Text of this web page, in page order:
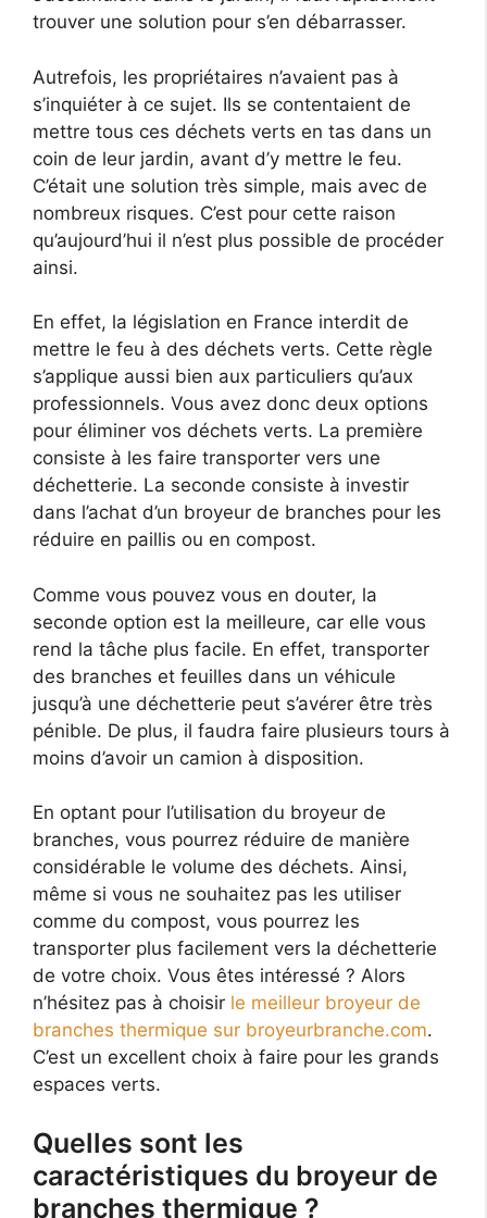
trouver une solution pour s’en débarrasser.
Autrefois, les propriétaires n’avaient pas à
s’inquiéter à ce sujet. Ils se contentaient de
mettre tous ces déchets verts en tas dans un
coin de leur jardin, avant d’y mettre le feu.
C’était une solution très simple, mais avec de
nombreux risques. C’est pour cette raison
qu’aujourd’hui il n’est plus possible de procéder
ainsi.
En effet, la législation en France interdit de
mettre le feu à des déchets verts. Cette règle
s’applique aussi bien aux particuliers qu’aux
professionnels. Vous avez donc deux options
pour éliminer vos déchets verts. La première
consiste à les faire transporter vers une
déchetterie. La seconde consiste à investir
dans l’achat d’un broyeur de branches pour les
réduire en paillis ou en compost.
Comme vous pouvez vous en douter, la
seconde option est la meilleure, car elle vous
rend la tâche plus facile. En effet, transporter
des branches et feuilles dans un véhicule
jusqu’à une déchetterie peut s’avérer être très
pénible. De plus, il faudra faire plusieurs tours à
moins d’avoir un camion à disposition.
En optant pour l’utilisation du broyeur de
branches, vous pourrez réduire de manière
considérable le volume des déchets. Ainsi,
même si vous ne souhaitez pas les utiliser
comme du compost, vous pourrez les
transporter plus facilement vers la déchetterie
de votre choix. Vous êtes intéressé ? Alors
n’hésitez pas à choisir le meilleur broyeur de
branches thermique sur broyeurbranche.com.
C’est un excellent choix à faire pour les grands
espaces verts.
Quelles sont les
caractéristiques du broyeur de
branches thermique ?